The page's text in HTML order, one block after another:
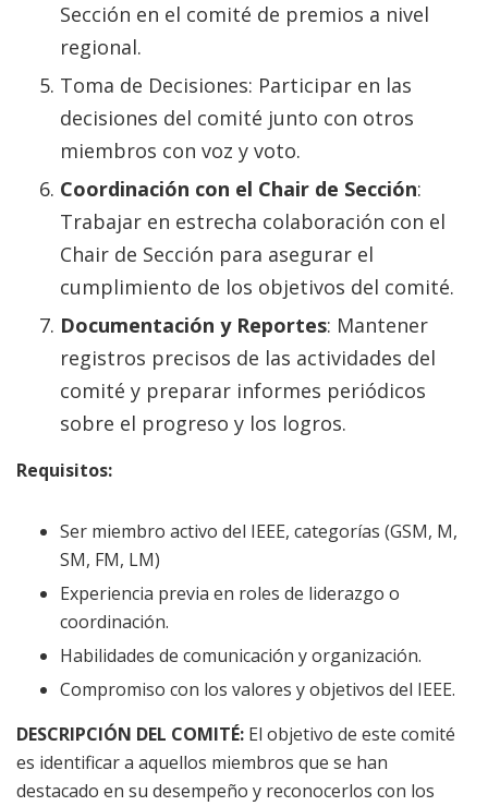
Sección en el comité de premios a nivel
regional.
Toma de Decisiones: Participar en las
decisiones del comité junto con otros
miembros con voz y voto.
Coordinación con el Chair de Sección:
Trabajar en estrecha colaboración con el
Chair de Sección para asegurar el
cumplimiento de los objetivos del comité.
Documentación y Reportes: Mantener
registros precisos de las actividades del
comité y preparar informes periódicos
sobre el progreso y los logros.
Requisitos:
Ser miembro activo del IEEE, categorías (GSM, M,
SM, FM, LM)
Experiencia previa en roles de liderazgo o
coordinación.
Habilidades de comunicación y organización.
Compromiso con los valores y objetivos del IEEE.
DESCRIPCIÓN DEL COMITÉ: El objetivo de este comité
es identificar a aquellos miembros que se han
destacado en su desempeño y reconocerlos con los